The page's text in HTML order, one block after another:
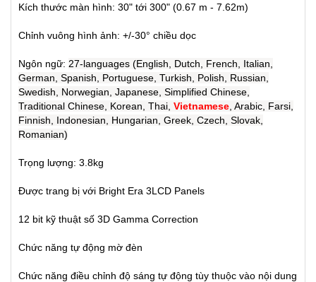
Kích thước màn hình: 30" tới 300" (0.67 m - 7.62m)
Chỉnh vuông hình ảnh: +/-30° chiều dọc
Ngôn ngữ: 27-languages (English, Dutch, French, Italian,
German, Spanish, Portuguese, Turkish, Polish, Russian,
Swedish, Norwegian, Japanese, Simplified Chinese,
Traditional Chinese, Korean, Thai, Vietnamese , Arabic, Farsi,
Finnish, Indonesian, Hungarian, Greek, Czech, Slovak,
Romanian)
Trọng lượng: 3.8kg
Được trang bị với Bright Era 3LCD Panels
12 bit kỹ thuật số 3D Gamma Correction
Chức năng tự động mờ đèn
Chức năng điều chỉnh độ sáng tự động tùy thuộc vào nội dung